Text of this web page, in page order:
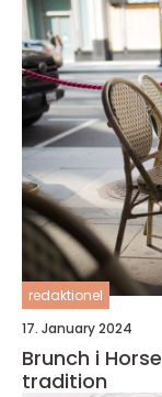
redaktionel
17. January 2024
Brunch i
tradition